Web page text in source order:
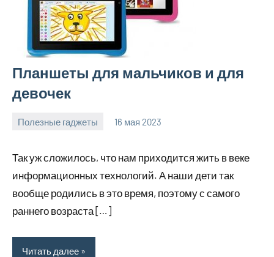
Планшеты для мальчиков и для
девочек
Полезные гаджеты 16 мая 2023
Так уж сложилось, что нам приходится жить в веке
информационных технологий. А наши дети так
вообще родились в это время, поэтому с самого
раннего возраста […]
Читать далее